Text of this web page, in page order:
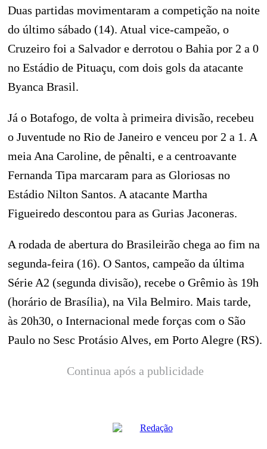
Duas partidas movimentaram a competição na noite
do último sábado (14). Atual vice-campeão, o
Cruzeiro foi a Salvador e derrotou o Bahia por 2 a 0
no Estádio de Pituaçu, com dois gols da atacante
Byanca Brasil.
Já o Botafogo, de volta à primeira divisão, recebeu
o Juventude no Rio de Janeiro e venceu por 2 a 1. A
meia Ana Caroline, de pênalti, e a centroavante
Fernanda Tipa marcaram para as Gloriosas no
Estádio Nilton Santos. A atacante Martha
Figueiredo descontou para as Gurias Jaconeras.
A rodada de abertura do Brasileirão chega ao fim na
segunda-feira (16). O Santos, campeão da última
Série A2 (segunda divisão), recebe o Grêmio às 19h
(horário de Brasília), na Vila Belmiro. Mais tarde,
às 20h30, o Internacional mede forças com o São
Paulo no Sesc Protásio Alves, em Porto Alegre (RS).
Continua após a publicidade